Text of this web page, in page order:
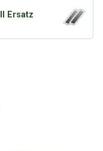
Ersatz